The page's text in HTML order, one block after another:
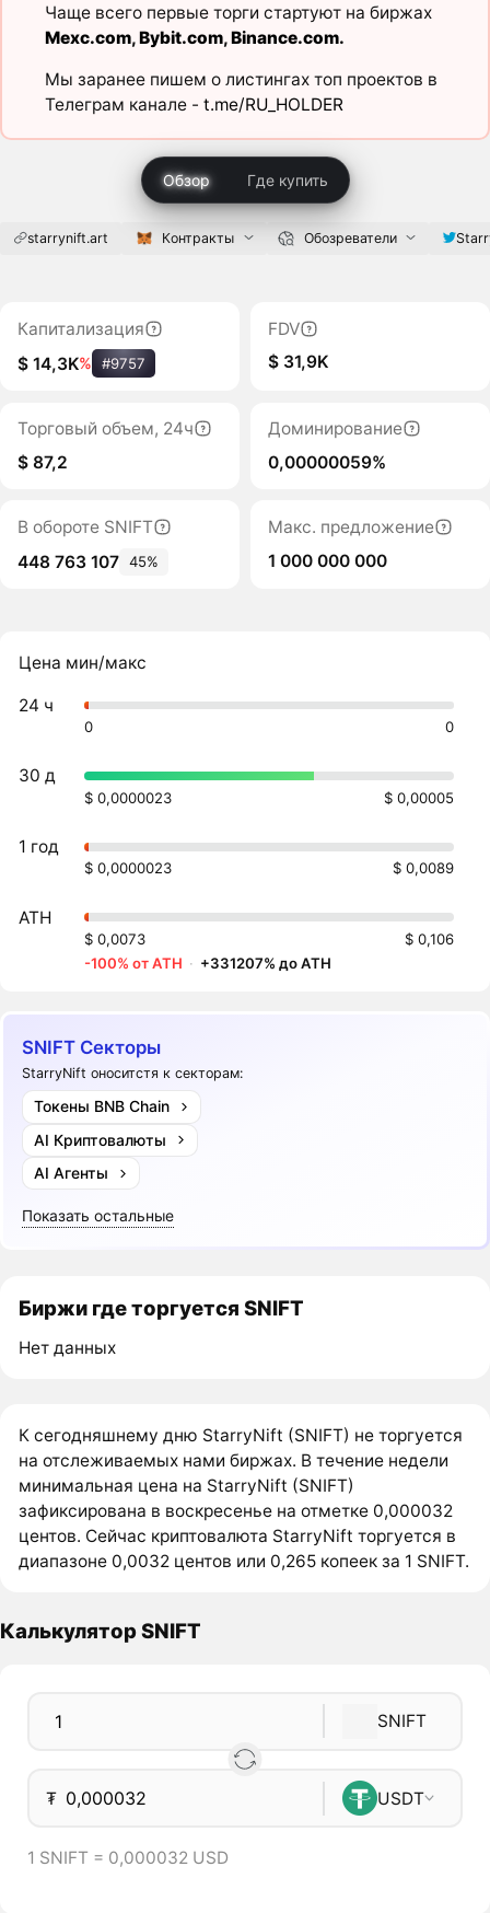
Чаще всего первые торги стартуют на биржах
Mexc.com,Bybit.com,Binance.com.
Мы заранее пишем о листингах топ проектов в
Телеграм канале - t.me/RU_HOLDER
Обзор Где купить
starrynift.art Контракты Обозреватели
Капитализация
$ 14,3K% #9757
FDV
$ 31,9K
Торговый объем, 24ч
$ 87,2
Доминирование
0,00000059%
В обороте SNIFT
448 763 107 45%
Макс. предложение
1 000 000 000
Цена мин/макс
24 ч
0 0
30 д
$ 0,0000023 $ 0,00005
1 год
$ 0,0000023 $ 0,0089
ATH
$ 0,0073
$ 0,106
-100% от ATH · +331207% до ATH
SNIFT Секторы
StarryNift оноситстя к секторам:
Токены BNB Chain
AI Криптовалюты
AI Агенты
Показать остальные
Биржи где торгуется SNIFT
Нет данных
К сегодняшнему дню StarryNift (SNIFT) не торгуется
на отслеживаемых нами биржах. В течение недели
минимальная цена на StarryNift (SNIFT)
зафиксирована в воскресенье на отметке 0,000032
центов. Сейчас криптовалюта StarryNift торгуется в
диапазоне 0,0032 центов или 0,265 копеек за 1 SNIFT.
Калькулятор SNIFT
SNIFT
₮ USDT
1 SNIFT = 0,000032 USD